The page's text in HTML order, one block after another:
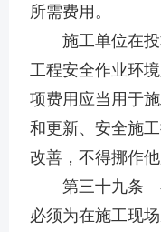
所需费用。
施工单位在投
工程安全作业环
项费用应当用于
和更新、安全施
改善，不得挪作他
第三十九条 在
必须为在施工现